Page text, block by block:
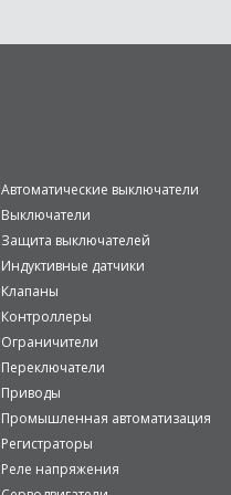
Автоматические выключатели
Выключатели
Защита выключателей
Индуктивные датчики
Клапаны
Контроллеры
Ограничители
Переключатели
Приводы
Промышленная автоматизация
Регистраторы
Реле напряжения